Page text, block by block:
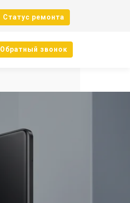
Cтатус ремонта
Oбратный звонок